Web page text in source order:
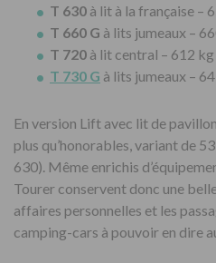
T 630 à lit à la française –
T 660 G à lits jumeaux –
T 720 à lit central – 612 kg
T 730 G à lits jumeaux –
En version Lift avec lit de
plus qu’honorables, variant de
630). Même enrichis
Tourer conservent donc une
affaires personnelles et les
camping-cars à pouvoir en dire